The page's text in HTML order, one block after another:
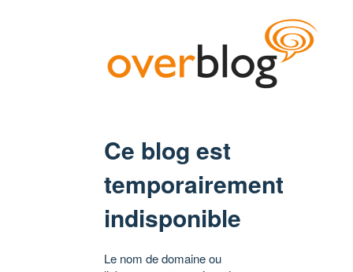
Ce blog est
temporairement
indisponible
Le nom de domaine ou